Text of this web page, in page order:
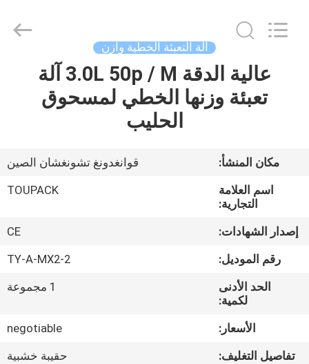
معلومات
جولة
المصنع
الجودة
EQUIPMENT
آلة التعبئة الخطية وازن
عالية الدقة 3.0L 50p / M آلة
تعبئة وزنها الخطي لمسحوق
الحليب
مكان المنشأ:
قوانغدونغ تشونغشان الصين
اسم العلامة
التجارية:
TOUPACK
إصدار الشهادات:
CE
رقم الموديل:
TY-A-MX2-2
الحد الأدنى
لكمية:
1 مجموعة
الأسعار:
negotiable
تفاصيل التغليف:
حقيبة خشبية